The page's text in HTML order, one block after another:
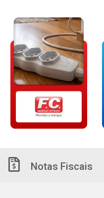
Notas Fiscais